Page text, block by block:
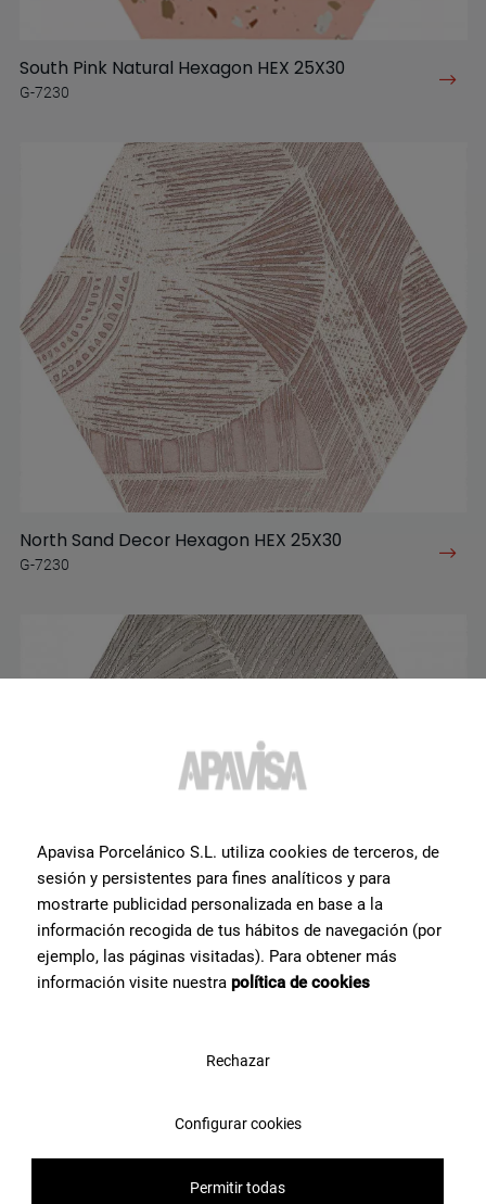
South Pink Natural Hexagon HEX 25X30
G-7230
North Sand Decor Hexagon HEX 25X30
G-7230
Apavisa Porcelánico S.L. utiliza cookies de terceros, de
sesión y persistentes para fines analíticos y para
mostrarte publicidad personalizada en base a la
información recogida de tus hábitos de navegación (por
ejemplo, las páginas visitadas). Para obtener más
información visite nuestra política de cookies
Rechazar
Configurar cookies
Permitir todas